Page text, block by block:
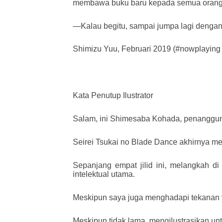
membawa buku baru kepada semua
—Kalau begitu, sampai jumpa lagi
Shimizu Yuu, Februari 2019
Kata Penutup Ilustrator
Salam, ini Shimesaba Kohada,
Seirei Tsukai no Blade Dance akhirnya
Sepanjang empat jilid ini, melangkah
intelektual utama.
Meskipun saya juga menghadapi